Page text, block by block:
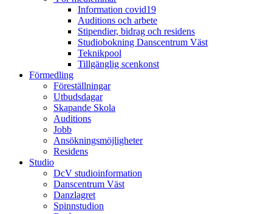
Information covid19
Auditions och arbete
Stipendier, bidrag och residens
Studiobokning Danscentrum Väst
Teknikpool
Tillgänglig scenkonst
Förmedling
Föreställningar
Utbudsdagar
Skapande Skola
Auditions
Jobb
Ansökningsmöjligheter
Residens
Studio
DcV studioinformation
Danscentrum Väst
Danzlagret
Spinnstudion